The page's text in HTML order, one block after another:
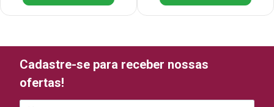
Cadastre-se para receber nossas
ofertas!